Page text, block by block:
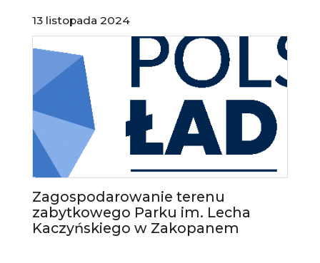
13 listopada 2024
Zagospodarowanie terenu
zabytkowego Parku im. Lecha
Kaczyńskiego w Zakopanem